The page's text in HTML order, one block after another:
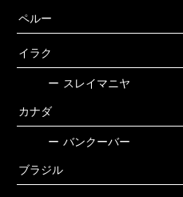
ペルー
イラク
ー スレイマニヤ
カナダ
ー バンクーバー
ブラジル